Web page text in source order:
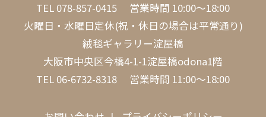
TEL 078-857-0415 営業時間 10:00～18:00
火曜日・水曜日定休(祝・休日の場合は平常通り)
絨毯ギャラリー淀屋橋
大阪市中央区今橋4-1-1淀屋橋odona1階
TEL 06-6732-8318 営業時間 11:00～18:00